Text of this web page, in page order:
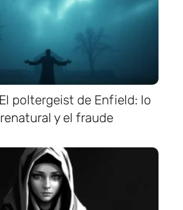
poltergeist de Enfield: lo
y el fraude